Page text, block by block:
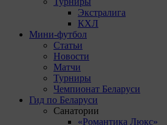
Экстралига
КХЛ
Мини-футбол
Статьи
Новости
Матчи
Турниры
Чемпионат Беларуси
Гид по Беларуси
Санатории
«Романтика Люкс»